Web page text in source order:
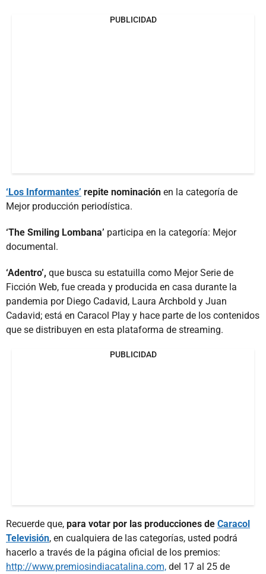
PUBLICIDAD
‘Los Informantes’ repite nominación en la categoría de
Mejor producción periodística.
‘The Smiling Lombana’ participa en la categoría: Mejor
documental.
‘Adentro’, que busca su estatuilla como Mejor Serie de
Ficción Web, fue creada y producida en casa durante la
pandemia por Diego Cadavid, Laura Archbold y Juan
Cadavid; está en Caracol Play y hace parte de los contenidos
que se distribuyen en esta plataforma de streaming.
PUBLICIDAD
Recuerde que, para votar por las producciones de Caracol
Televisión, en cualquiera de las categorías, usted podrá
hacerlo a través de la página oficial de los premios:
http://www.premiosindiacatalina.com, del 17 al 25 de